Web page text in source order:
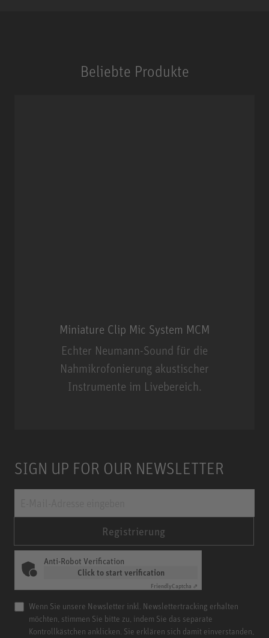
Beliebte Produkte
Miniature Clip Mic System MCM
Echter Neumann-Sound für die
Nahmikrofonierung akustischer
Instrumente im Livebereich.
SIGN UP FOR OUR NEWSLETTER
Registrierung
Anti-Robot Verification
Click to start verification
FriendlyCaptcha ⇗
Wenn Sie unsere Newsletter inkl. Newslettertracking erhalten
möchten, stimmen Sie bitte zu, indem Sie das separate
Kontrollkästchen anklicken. Sie erklären sich damit einverstanden,